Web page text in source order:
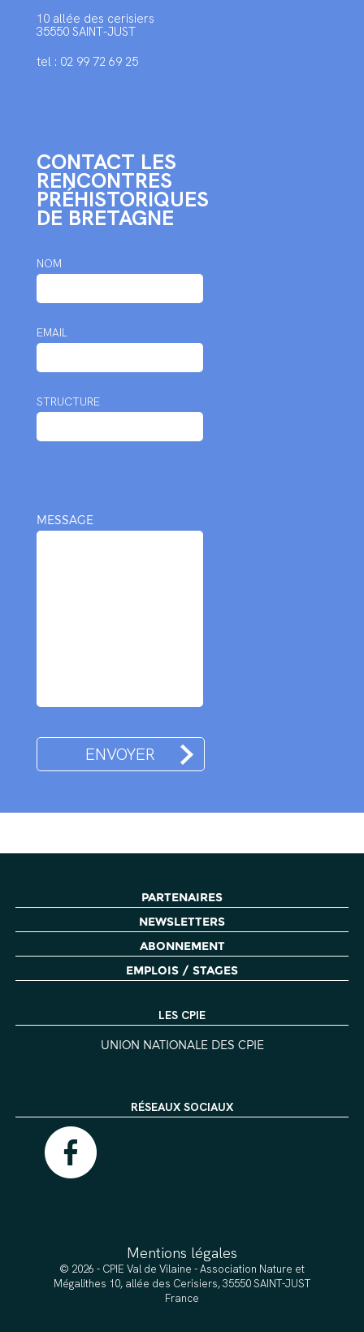
10 allée des cerisiers
35550 SAINT-JUST
tel : 02 99 72 69 25
CONTACT LES
RENCONTRES
PRÉHISTORIQUES
DE BRETAGNE
NOM
EMAIL
STRUCTURE
MESSAGE
PARTENAIRES
NEWSLETTERS
ABONNEMENT
EMPLOIS / STAGES
LES CPIE
UNION NATIONALE DES CPIE
RÉSEAUX SOCIAUX
Mentions légales
© 2026 - CPIE Val de Vilaine - Association Nature et
Mégalithes 10, allée des Cerisiers, 35550 SAINT-JUST
France